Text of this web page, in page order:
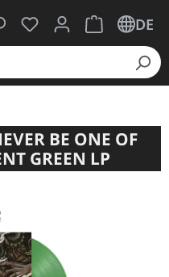
Du hast 0 Produkte
Warenkorb
DE
BE ONE OF
GREEN LP